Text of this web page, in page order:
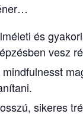
és
vesz
mindfulnesst
sikeres